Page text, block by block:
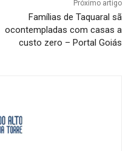
Próximo artigo
Famílias de Taquaral sã
ocontempladas com casas a
custo zero – Portal Goiás